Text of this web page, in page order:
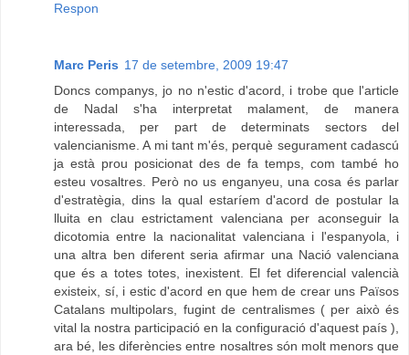
Respon
Marc Peris 17 de setembre, 2009 19:47
Doncs companys, jo no n'estic d'acord, i trobe que l'article
de Nadal s'ha interpretat malament, de manera
interessada, per part de determinats sectors del
valencianisme. A mi tant m'és, perquè segurament cadascú
ja està prou posicionat des de fa temps, com també ho
esteu vosaltres. Però no us enganyeu, una cosa és parlar
d'estratègia, dins la qual estaríem d'acord de postular la
lluita en clau estrictament valenciana per aconseguir la
dicotomia entre la nacionalitat valenciana i l'espanyola, i
una altra ben diferent seria afirmar una Nació valenciana
que és a totes totes, inexistent. El fet diferencial valencià
existeix, sí, i estic d'acord en que hem de crear uns Països
Catalans multipolars, fugint de centralismes ( per això és
vital la nostra participació en la configuració d'aquest país ),
ara bé, les diferències entre nosaltres són molt menors que